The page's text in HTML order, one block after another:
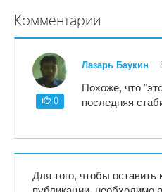
Комментарии
0
Лазарь Баукин
Похоже, что
последняя
Для того, чтобы оставить